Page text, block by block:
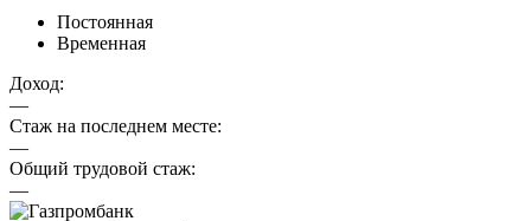
Постоянная
Временная
Доход:
—
Стаж на последнем месте:
—
Общий трудовой стаж:
—